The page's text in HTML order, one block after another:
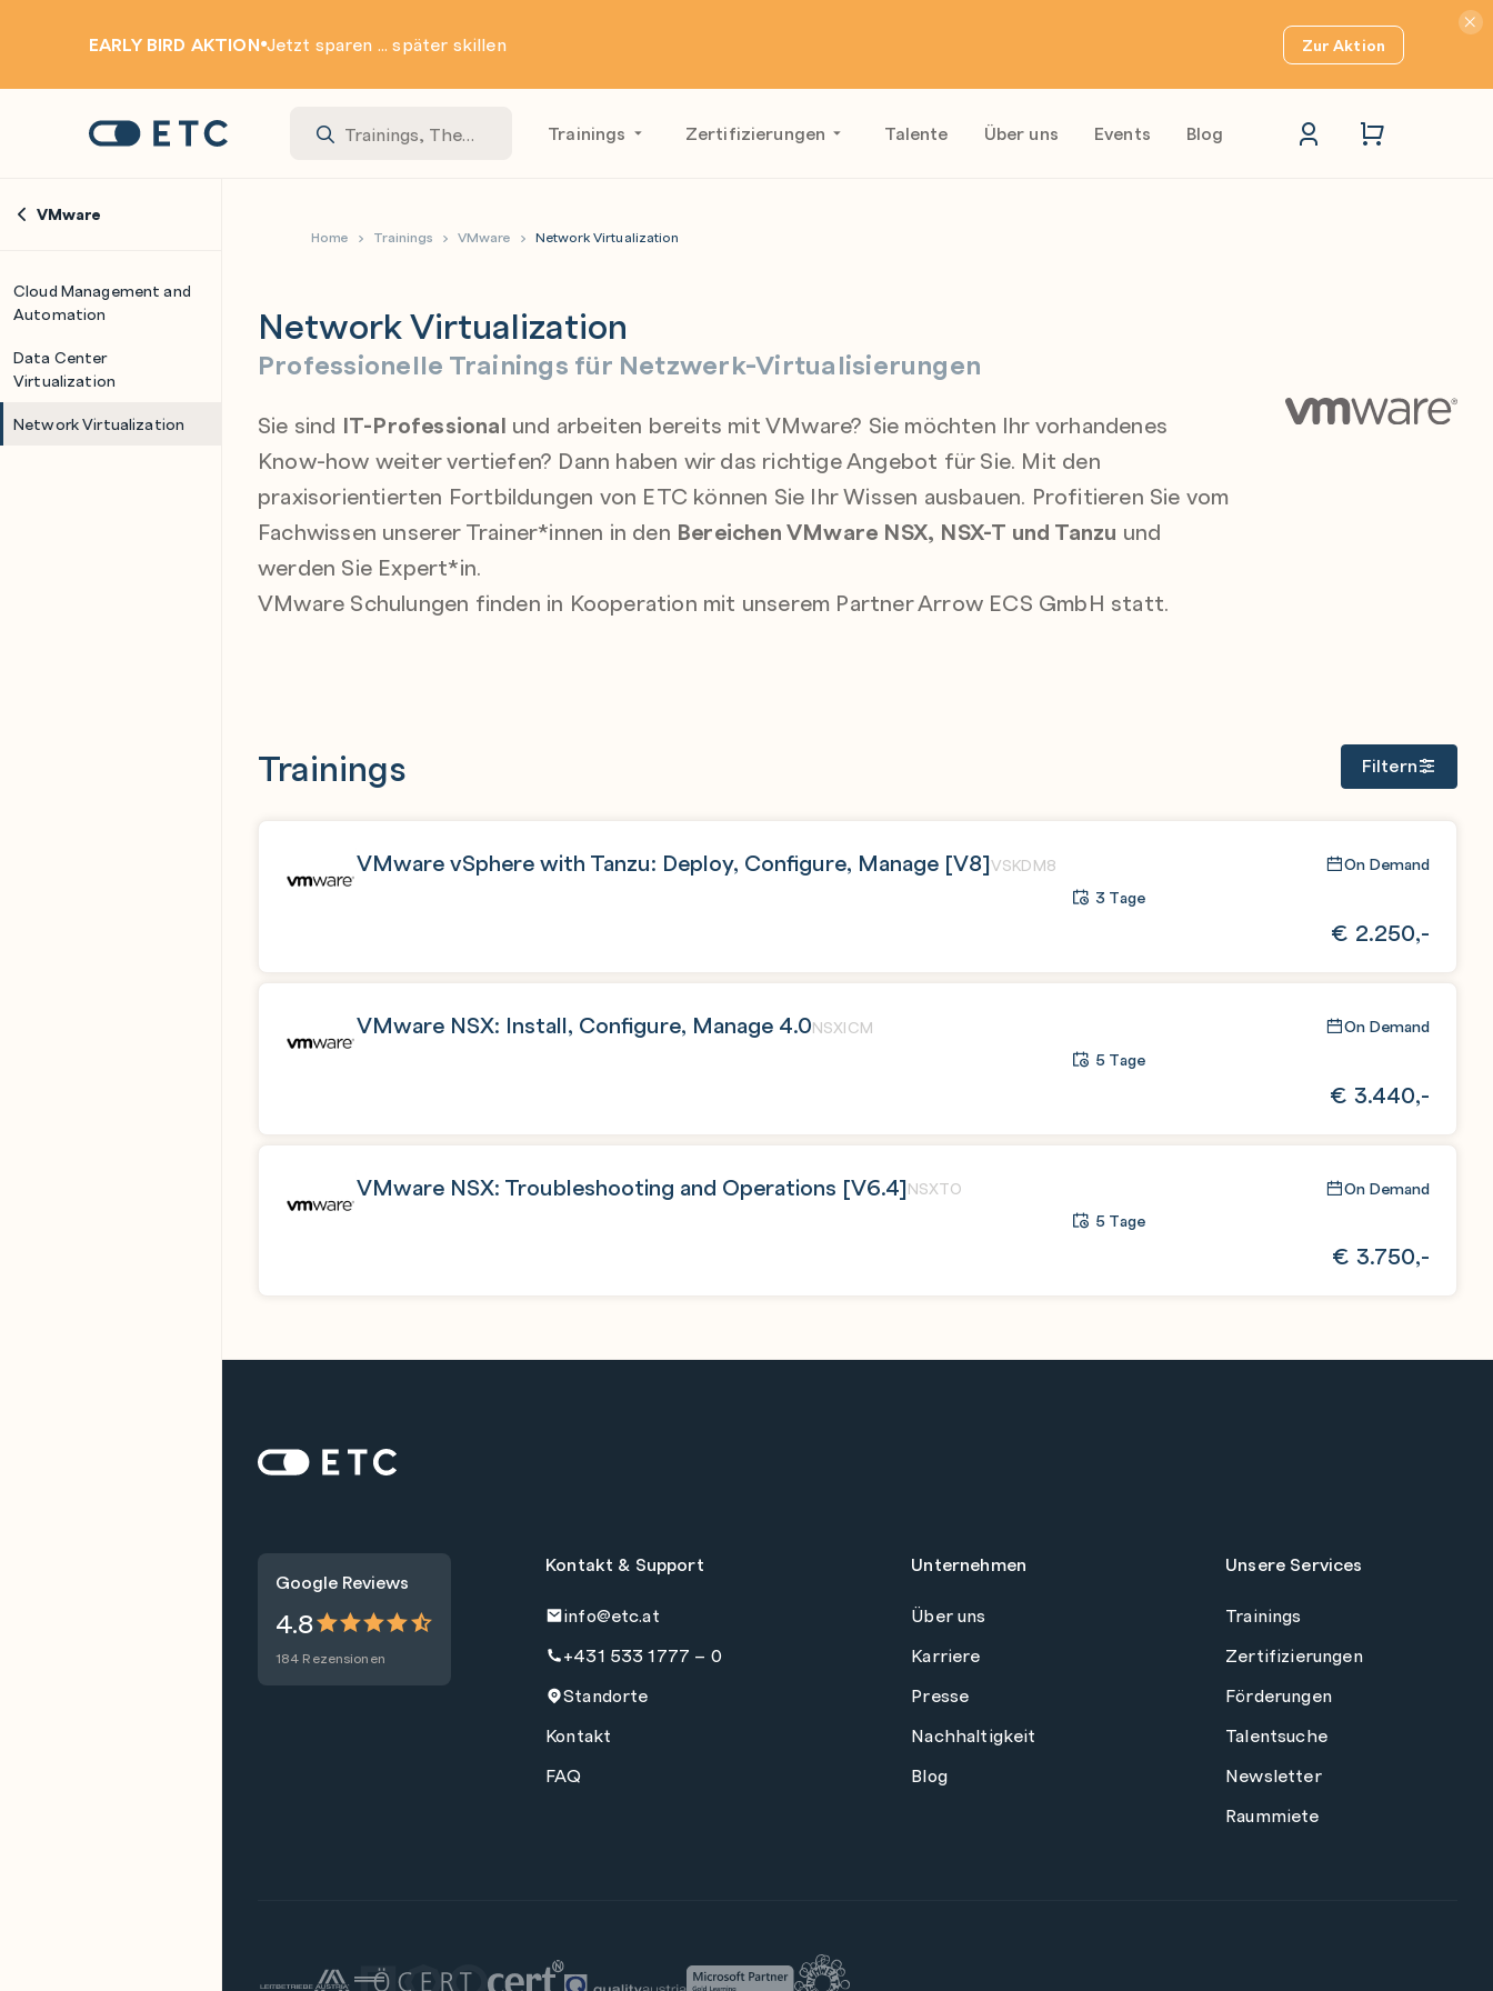
EARLY BIRD AKTION Jetzt sparen ... später skillen Zur Aktion
Startseite: ETC Trainings Zertifizierungen Talente Über uns Events Blog
Home Trainings VMware Network Virtualization
VMware
Cloud Management and
Automation
Data Center
Virtualization
Network Virtualization
Network Virtualization
Professionelle Trainings für Netzwerk-Virtualisierungen
Sie sind IT-Professional und arbeiten bereits mit VMware? Sie möchten Ihr vorhandenes
Know-how weiter vertiefen? Dann haben wir das richtige Angebot für Sie. Mit den
praxisorientierten Fortbildungen von ETC können Sie Ihr Wissen ausbauen. Profitieren Sie vom
Fachwissen unserer Trainer*innen in den Bereichen VMware NSX, NSX-T und Tanzu und
werden Sie Expert*in.
VMware Schulungen finden in Kooperation mit unserem Partner Arrow ECS GmbH statt.
Trainings Filtern
3 Tage
VMware vSphere with Tanzu: Deploy, Configure, Manage [V8]VSKDM8 On Demand
€ 2.250,-
5 Tage
VMware NSX: Install, Configure, Manage 4.0NSXICM On Demand
€ 3.440,-
5 Tage
VMware NSX: Troubleshooting and Operations [V6.4]NSXTO On Demand
€ 3.750,-
Zur Startseite: ETC
Google Reviews
4.8
184 Rezensionen
Kontakt & Support
info@etc.at
+431 533 1777 – 0
Standorte
Kontakt
FAQ
Unternehmen
Über uns
Karriere
Presse
Nachhaltigkeit
Blog
Unsere Services
Trainings
Zertifizierungen
Förderungen
Talentsuche
Newsletter
Raummiete